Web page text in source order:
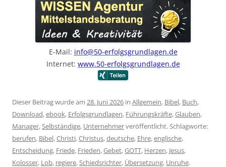
E-Mail: info@50-erfolgsgrundlagen.de
Internet: www.50-erfolgsgrundlagen.de
Dieser Beitrag wurde am 28. Juni 2026 in Allgemein, Bibel, Buch,
Download,ebook, Erfolgsgrundlagen, Führungskräfte,Glauben,
Manager,Selbständige, Unternehmerveröffentlicht. Schlagworte:
berufen, Bibel,Christi,Christus,deutsche, Ehre,englische,
Entscheidung, Friede, Frieden,Gebet,GOTT, Herzen, Jesus,
Kolosser, Lob, regiere,Schiedsrichter, Übersetzung, Unruhe.